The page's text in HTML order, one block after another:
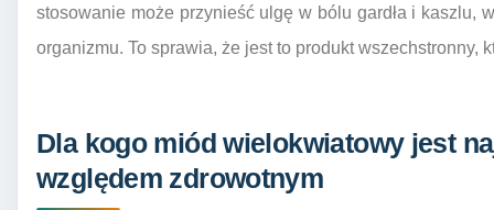
stosowanie może przynieść ulgę w bólu gardła i kaszlu,
organizmu. To sprawia, że jest to produkt wszechstronny,
Dla kogo miód wielokwiatowy jest
względem zdrowotnym